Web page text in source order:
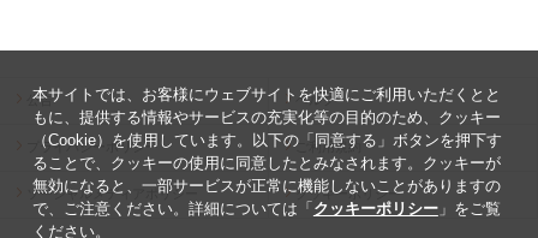
公告 ヘルプ
プライバシーポリシー ご利用規約
ソーシャルメディアポリシー クッキーポリシー
本サイトでは、お客様にウェブサイトを快適にご利用いただくとと
もに、提供する情報やサービスの充実化等の目的のため、クッキー
（Cookie）を使用しています。以下の「同意する」ボタンを押下す
ることで、クッキーの使用に同意したとみなされます。クッキーが
無効になると、一部サービスが正常に機能しないことがありますの
で、ご注意ください。詳細については「クッキーポリシー」をご覧
ください。